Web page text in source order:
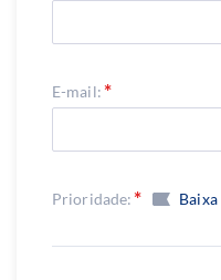
E-mail:
Prioridade: Baixa